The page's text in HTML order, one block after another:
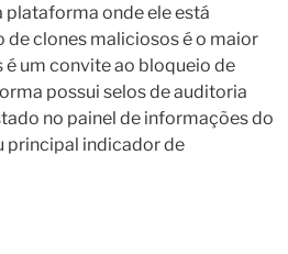
plataforma onde ele está
clones maliciosos é o maior
é um convite ao bloqueio de
possui selos de auditoria
no painel de informações do
principal indicador de